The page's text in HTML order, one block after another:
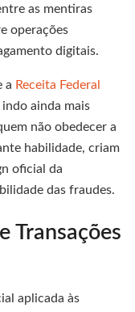
as mentiras
operações
digitais.
a Receita Federal
indo ainda mais
não obedecer a
habilidade, criam
oficial da
das fraudes.
Transações
aplicada às